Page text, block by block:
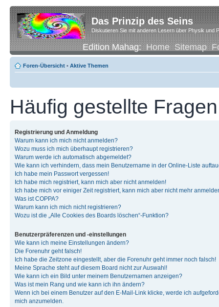
Das Prinzip des Seins
Diskutieren Sie mit anderen Lesern über Physik und
Edition Mahag:Home Sitemap
Foren-Übersicht • Aktive Themen
Häufig gestellte Fragen
Registrierung und Anmeldung
Warum kann ich mich nicht anmelden?
Wozu muss ich mich überhaupt registrieren?
Warum werde ich automatisch abgemeldet?
Wie kann ich verhindern, dass mein Benutzername in der Online-Liste
Ich habe mein Passwort vergessen!
Ich habe mich registriert, kann mich aber nicht anmelden!
Ich habe mich vor einiger Zeit registriert, kann mich aber nicht mehr
Was ist COPPA?
Warum kann ich mich nicht registrieren?
Wozu ist die „Alle Cookies des Boards löschen“-Funktion?
Benutzerpräferenzen und -einstellungen
Wie kann ich meine Einstellungen ändern?
Die Forenuhr geht falsch!
Ich habe die Zeitzone eingestellt, aber die Forenuhr geht immer noch falsch!
Meine Sprache steht auf diesem Board nicht zur Auswahl!
Wie kann ich ein Bild unter meinem Benutzernamen anzeigen?
Was ist mein Rang und wie kann ich ihn ändern?
Wenn ich bei einem Benutzer auf den E-Mail-Link klicke, werde ich
mich anzumelden.